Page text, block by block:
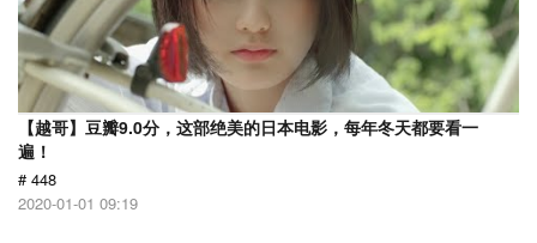
【越哥】豆瓣9.0分，这部绝美的日本电影，每年冬天都要看一
遍！
# 448
2020-01-01 09:19